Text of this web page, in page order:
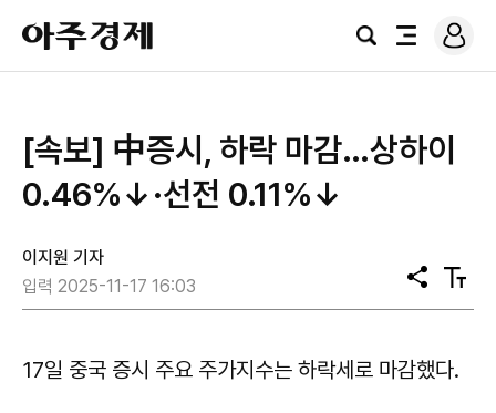
아
주
경
검
전
로
그
[속보] 中증시, 하락 마감…상하이
0.46%↓·선전 0.11%↓
이지원 기자
입력 2025-11-17 16:03
공
유
텍
스
17일 중국 증시 주요 주가지수는 하락세로 마감했다.